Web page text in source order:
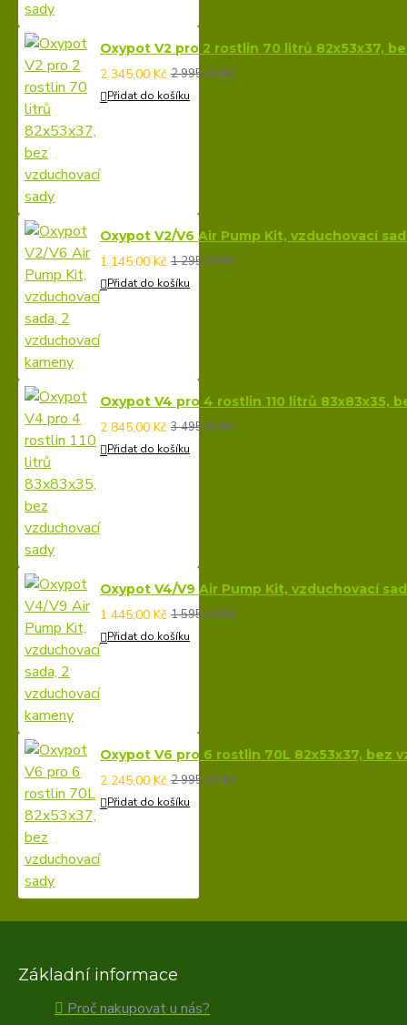
Oxypot V2 pro 2 rostlin 70 litrů 82x53x37,
2 345,00 Kč 2 995,00 Kč
Přidat do košíku
Oxypot V2/V6 Air Pump Kit, vzduchovací
1 145,00 Kč 1 295,00 Kč
Přidat do košíku
Oxypot V4 pro 4 rostlin 110 litrů 83x83x35,
2 845,00 Kč 3 495,00 Kč
Přidat do košíku
Oxypot V4/V9 Air Pump Kit, vzduchovací
1 445,00 Kč 1 595,00 Kč
Přidat do košíku
Oxypot V6 pro 6 rostlin 70L 82x53x37, bez
2 245,00 Kč 2 995,00 Kč
Přidat do košíku
Základní informace
Proč nakupovat u nás?